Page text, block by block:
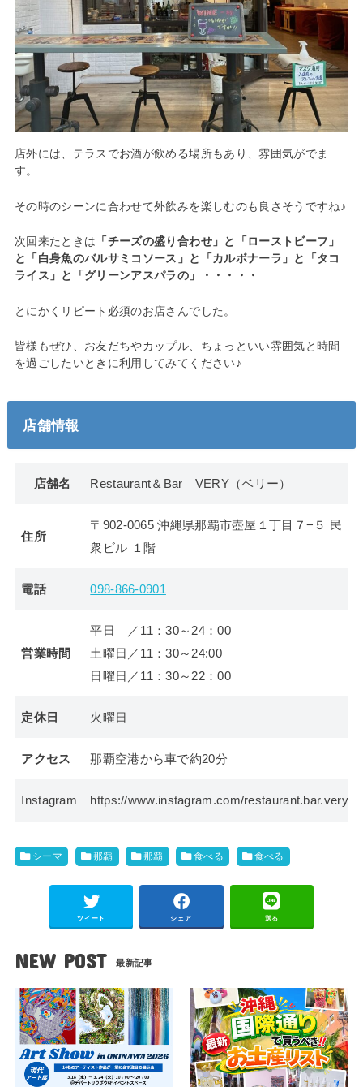
店外には、テラスでお酒が飲める場所もあり、雰囲気がでま
す。
その時のシーンに合わせて外飲みを楽しむのも良さそうですね♪
次回来たときは 「チーズの盛り合わせ」と「ローストビーフ」
と「白身魚のバルサミコソース」と「カルボナーラ」と「タコ
ライス」と「グリーンアスパラの」・・・・・
とにかくリピート必須のお店さんでした。
皆様もぜひ、お友だちやカップル、ちょっといい雰囲気と時間
を過ごしたいときに利用してみてください♪
店舗情報
店舗名 Restaurant＆Bar VERY（ベリー）
住所
〒902-0065 沖縄県那覇市壺屋１丁目７−５ 民
衆ビル １階
電話 098-866-0901
営業時間
平日 ／11：30～24：00
土曜日／11：30～24:00
日曜日／11：30～22：00
定休日 火曜日
アクセス 那覇空港から車で約20分
Instagram https://www.instagram.com/restaurant.bar.very/
シーマ 那覇 那覇 食べる 食べる
ツイート シェア 送る
NEW POST